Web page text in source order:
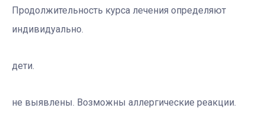
Продолжительность курса лечения определяют
индивидуально.
дети.
не выявлены. Возможны аллергические реакции.